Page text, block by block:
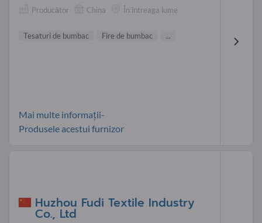
Producător China În întreaga lume
Tesaturi de bumbac Fire de bumbac ...
Mai multe informații-
Produsele acestui furnizor
Huzhou Fudi Textile Industry
Co., Ltd